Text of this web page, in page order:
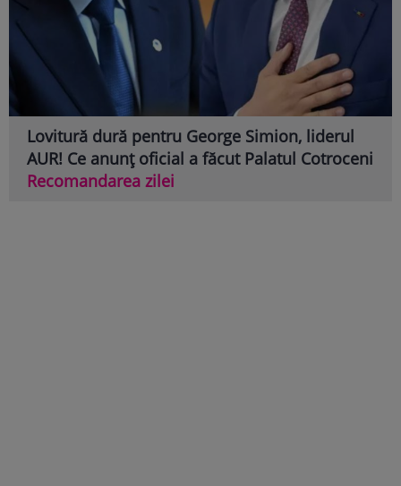
Lovitură dură pentru George Simion, liderul
AUR! Ce anunț oficial a făcut Palatul Cotroceni
Recomandarea zilei